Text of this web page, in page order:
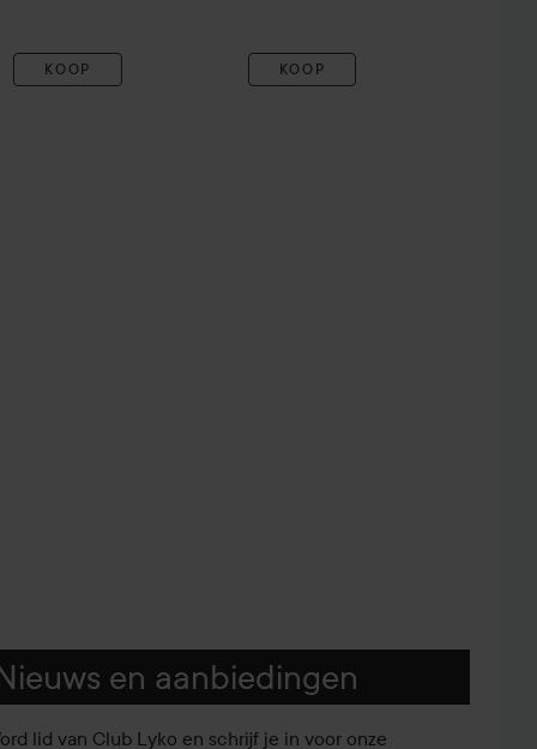
KOOP KOOP
en aanbiedingen
lid van Club Lyko en schrijf je in voor onze